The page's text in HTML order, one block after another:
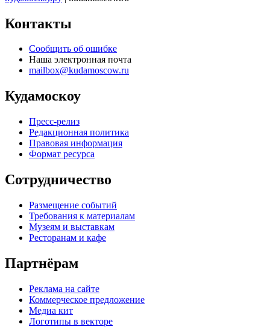
Контакты
Сообщить об ошибке
Наша электронная почта
mailbox@kudamoscow.ru
Кудамоскоу
Пресс-релиз
Редакционная политика
Правовая информация
Формат ресурса
Сотрудничество
Размещение событий
Требования к материалам
Музеям и выставкам
Ресторанам и кафе
Партнёрам
Реклама на сайте
Коммерческое предложение
Медиа кит
Логотипы в векторе